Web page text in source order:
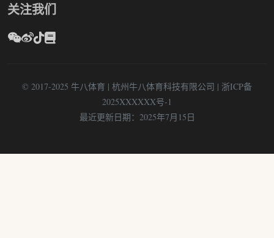
关注我们
© 2017-2025 牛八体育 | 杭州牛八体育科技有限公司 | 浙ICP备
2025XXXXXX号-1
最近更新日期：2025年7月15日